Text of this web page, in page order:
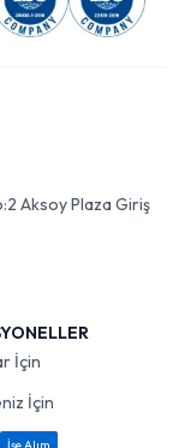
Aksoy Plaza Giriş
İçin
İçin